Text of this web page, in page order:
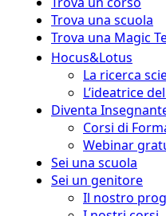
Trova una scuola
Trova una Magic
Hocus&Lotus
La ricerca
L’ideatrice
Diventa
Corsi di
Webinar
Sei una scuola
Sei un genitore
Il nostro